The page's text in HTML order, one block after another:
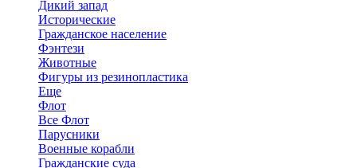
Дикий запад
Исторические
Гражданское население
Фэнтези
Животные
Фигуры из резинопластика
Еще
Флот
Все Флот
Парусники
Военные корабли
Гражданские суда